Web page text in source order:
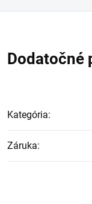
Dodatočné
Kategória:
Záruka: